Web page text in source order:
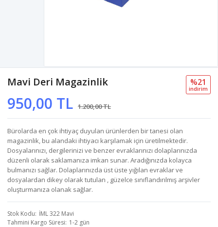
Mavi Deri Magazinlik
950,00 TL 1.200,00 TL
%21
i̇ndi̇ri̇m
Bürolarda en çok ihtiyaç duyulan ürünlerden bir tanesi olan
magazinlik, bu alandaki ihtiyacı karşılamak için üretilmektedir.
Dosyalarınızı, dergilerinizi ve benzer evraklarınızı dolaplarınızda
düzenli olarak saklamanıza imkan sunar. Aradığınızda kolayca
bulmanızı sağlar. Dolaplarınızda üst üste yığılan evraklar ve
dosyalardan dikey olarak tutulan , güzelce sınıflandırılmış arşivler
oluşturmanıza olanak sağlar.
Stok Kodu İML 322 Mavi
Tahmini Kargo Süresi 1-2 gün